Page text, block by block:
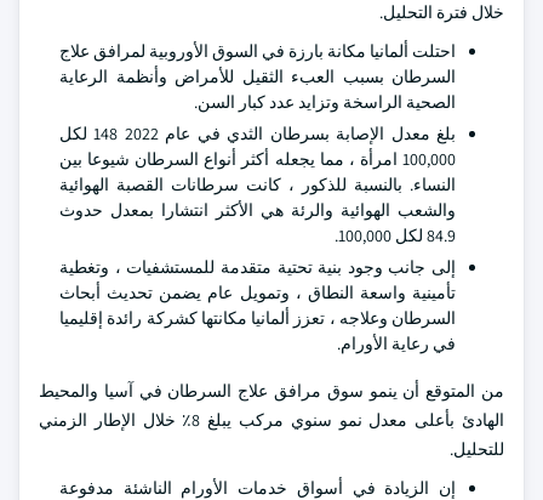
خلال فترة التحليل.
احتلت ألمانيا مكانة بارزة في السوق الأوروبية لمرافق علاج
السرطان بسبب العبء الثقيل للأمراض وأنظمة الرعاية
الصحية الراسخة وتزايد عدد كبار السن.
بلغ معدل الإصابة بسرطان الثدي في عام 2022 148 لكل
100,000 امرأة ، مما يجعله أكثر أنواع السرطان شيوعا بين
النساء. بالنسبة للذكور ، كانت سرطانات القصبة الهوائية
والشعب الهوائية والرئة هي الأكثر انتشارا بمعدل حدوث
84.9 لكل 100,000.
إلى جانب وجود بنية تحتية متقدمة للمستشفيات ، وتغطية
تأمينية واسعة النطاق ، وتمويل عام يضمن تحديث أبحاث
السرطان وعلاجه ، تعزز ألمانيا مكانتها كشركة رائدة إقليميا
في رعاية الأورام.
من المتوقع أن ينمو سوق مرافق علاج السرطان في آسيا والمحيط
الهادئ بأعلى معدل نمو سنوي مركب يبلغ 8٪ خلال الإطار الزمني
للتحليل.
إن الزيادة في أسواق خدمات الأورام الناشئة مدفوعة